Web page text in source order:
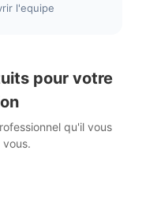
l'equipe
pour votre
qu'il vous